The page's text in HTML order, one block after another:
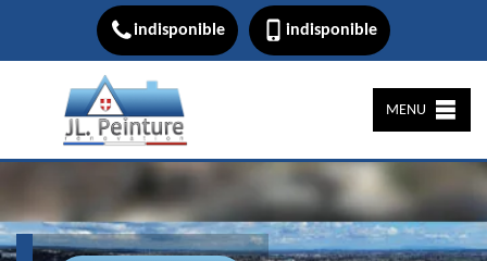
indisponible indisponible
MENU